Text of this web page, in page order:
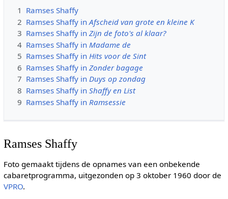
1 Ramses Shaffy
2 Ramses Shaffy in Afscheid van grote en kleine K
3 Ramses Shaffy in Zijn de foto's al klaar?
4 Ramses Shaffy in Madame de
5 Ramses Shaffy in Hits voor de Sint
6 Ramses Shaffy in Zonder bagage
7 Ramses Shaffy in Duys op zondag
8 Ramses Shaffy in Shaffy en List
9 Ramses Shaffy in Ramsessie
Ramses Shaffy
Foto gemaakt tijdens de opnames van een onbekende
cabaretprogramma, uitgezonden op 3 oktober 1960 door de
VPRO.